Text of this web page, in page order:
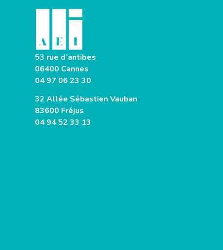
53 rue d’antibes
06400 Cannes
04 97 06 23 30
32 Allée Sébastien Vauban
83600 Fréjus
04 94 52 33 13